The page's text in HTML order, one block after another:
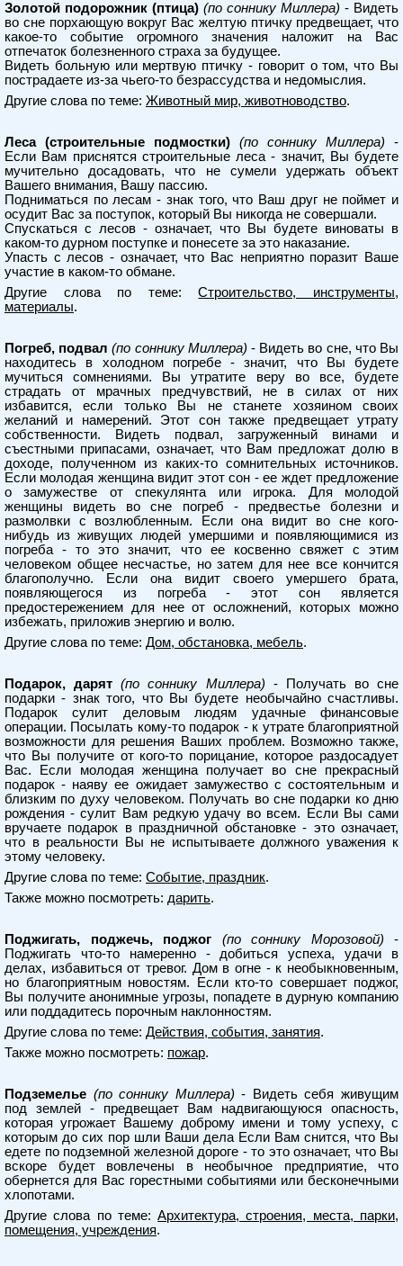
Золотой подорожник (птица) (по соннику Миллера) - Видеть
во сне порхающую вокруг Вас желтую птичку предвещает, что
какое-то событие огромного значения наложит на Вас
отпечаток болезненного страха за будущее.
Видеть больную или мертвую птичку - говорит о том, что Вы
пострадаете из-за чьего-то безрассудства и недомыслия.
Другие слова по теме: Животный мир, животноводство.
Леса (строительные подмостки) (по соннику Миллера) -
Если Вам приснятся строительные леса - значит, Вы будете
мучительно досадовать, что не сумели удержать объект
Вашего внимания, Вашу пассию.
Подниматься по лесам - знак того, что Ваш друг не поймет и
осудит Вас за поступок, который Вы никогда не совершали.
Спускаться с лесов - означает, что Вы будете виноваты в
каком-то дурном поступке и понесете за это наказание.
Упасть с лесов - означает, что Вас неприятно поразит Ваше
участие в каком-то обмане.
Другие слова по теме:Строительство, инструменты,
материалы.
Погреб, подвал (по соннику Миллера) - Видеть во сне, что Вы
находитесь в холодном погребе - значит, что Вы будете
мучиться сомнениями. Вы утратите веру во все, будете
страдать от мрачных предчувствий, не в силах от них
избавится, если только Вы не станете хозяином своих
желаний и намерений. Этот сон также предвещает утрату
собственности. Видеть подвал, загруженный винами и
съестными припасами, означает, что Вам предложат долю в
доходе, полученном из каких-то сомнительных источников.
Если молодая женщина видит этот сон - ее ждет предложение
о замужестве от спекулянта или игрока. Для молодой
женщины видеть во сне погреб - предвестье болезни и
размолвки с возлюбленным. Если она видит во сне кого-
нибудь из живущих людей умершими и появляющимися из
погреба - то это значит, что ее косвенно свяжет с этим
человеком общее несчастье, но затем для нее все кончится
благополучно. Если она видит своего умершего брата,
появляющегося из погреба - этот сон является
предостережением для нее от осложнений, которых можно
избежать, приложив энергию и волю.
Другие слова по теме: Дом, обстановка, мебель.
Подарок, дарят (по соннику Миллера) - Получать во сне
подарки - знак того, что Вы будете необычайно счастливы.
Подарок сулит деловым людям удачные финансовые
операции. Посылать кому-то подарок - к утрате благоприятной
возможности для решения Ваших проблем. Возможно также,
что Вы получите от кого-то порицание, которое раздосадует
Вас. Если молодая женщина получает во сне прекрасный
подарок - наяву ее ожидает замужество с состоятельным и
близким по духу человеком. Получать во сне подарки ко дню
рождения - сулит Вам редкую удачу во всем. Если Вы сами
вручаете подарок в праздничной обстановке - это означает,
что в реальности Вы не испытываете должного уважения к
этому человеку.
Другие слова по теме: Событие, праздник.
Также можно посмотреть: дарить.
Поджигать, поджечь, поджог (по соннику Морозовой) -
Поджигать что-то намеренно - добиться успеха, удачи в
делах, избавиться от тревог. Дом в огне - к необыкновенным,
но благоприятным новостям. Если кто-то совершает поджог,
Вы получите анонимные угрозы, попадете в дурную компанию
или поддадитесь порочным наклонностям.
Другие слова по теме: Действия, события, занятия.
Также можно посмотреть: пожар.
Подземелье (по соннику Миллера) - Видеть себя живущим
под землей - предвещает Вам надвигающуюся опасность,
которая угрожает Вашему доброму имени и тому успеху, с
которым до сих пор шли Ваши дела Если Вам снится, что Вы
едете по подземной железной дороге - то это означает, что Вы
вскоре будет вовлечены в необычное предприятие, что
обернется для Вас горестными событиями или бесконечными
хлопотами.
Другие слова по теме:Архитектура, строения, места, парки,
помещения, учреждения.